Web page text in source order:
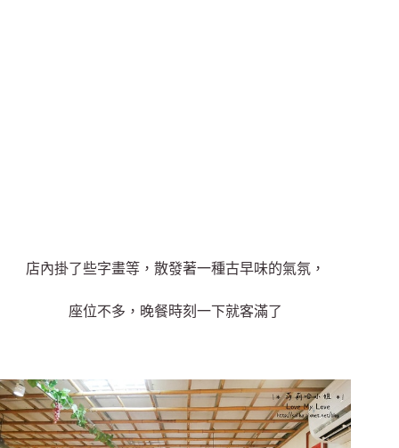
店內掛了些字畫等，散發著一種古早味的氣氛，
座位不多，晚餐時刻一下就客滿了